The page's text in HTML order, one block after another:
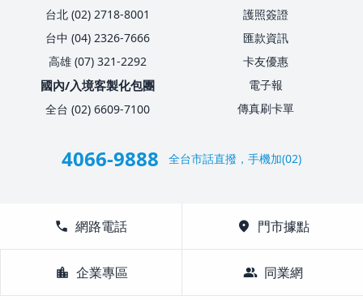
台北 (02) 2718-8001
台中 (04) 2326-7666
高雄 (07) 321-2292
國內/入境客製化包團
全台 (02) 6609-7100
護照簽證
匯款資訊
卡友優惠
電子報
傳真刷卡單
4066-9888 全台市話直撥，手機加(02)
call 網路電話 location_on 門市據點
location_city 企業專區 group 同業網